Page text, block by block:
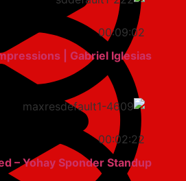
00:09:02
My Impressions | Gabriel Iglesias
00:02:22
Greed – Yohay Sponder Standup